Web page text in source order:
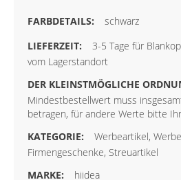
schwarz
3-5 Tage für
vom Lagerstandort
Mindestbestellwert muss
betragen, für andere Werte bitte
Werbeartikel,
Firmengeschenke, Streuartikel
hiidea